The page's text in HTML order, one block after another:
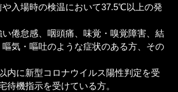
や入場時の検温において37.5℃以上の発
い倦怠感、咽頭痛、味覚・嗅覚障害、結
気・嘔吐のような症状のある方、その
内に新型コロナウイルス陽性判定を受
待機指示を受けている方。